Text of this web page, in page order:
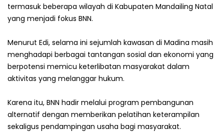
termasuk beberapa wilayah di Kabupaten Mandailing Natal
yang menjadi fokus BNN.
Menurut Edi, selama ini sejumlah kawasan di Madina masih
menghadapi berbagai tantangan sosial dan ekonomi yang
berpotensi memicu keterlibatan masyarakat dalam
aktivitas yang melanggar hukum.
Karena itu, BNN hadir melalui program pembangunan
alternatif dengan memberikan pelatihan keterampilan
sekaligus pendampingan usaha bagi masyarakat.